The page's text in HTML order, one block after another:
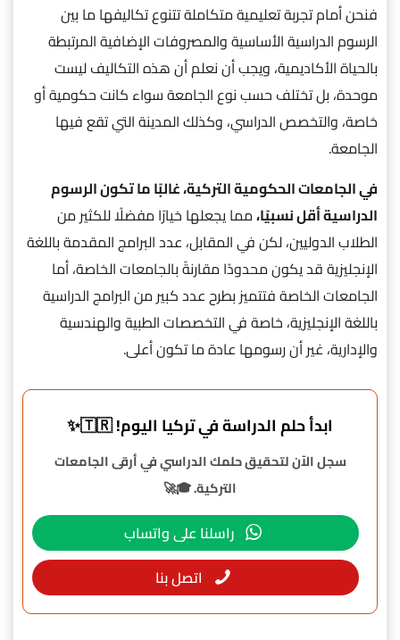
فنحن أمام تجربة تعليمية متكاملة تتنوع تكاليفها ما بين
الرسوم الدراسية الأساسية والمصروفات الإضافية المرتبطة
بالحياة الأكاديمية، ويجب أن نعلم أن هذه التكاليف ليست
موحدة، بل تختلف حسب نوع الجامعة سواء كانت حكومية أو
خاصة، والتخصص الدراسي، وكذلك المدينة التي تقع فيها
الجامعة.
في الجامعات الحكومية التركية، غالبًا ما تكون الرسوم
الدراسية أقل نسبيًا،مما يجعلها خيارًا مفضلًا للكثير من
الطلاب الدوليين، لكن في المقابل، عدد البرامج المقدمة باللغة
الإنجليزية قد يكون محدودًا مقارنةً بالجامعات الخاصة، أما
الجامعات الخاصة فتتميز بطرح عدد كبير من البرامج الدراسية
باللغة الإنجليزية، خاصة في التخصصات الطبية والهندسية
والإدارية، غير أن رسومها عادة ما تكون أعلى.
ابدأ حلم الدراسة في تركيا اليوم! 🇹🇷✨
سجل الآن لتحقيق حلمك الدراسي في أرقى الجامعات
التركية. 🎓🚀
راسلنا على واتساب
اتصل بنا